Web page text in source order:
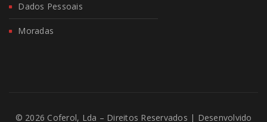
Dados Pessoais
Moradas
© 2026 Coferol, Lda – Direitos Reservados | Desenvolvido